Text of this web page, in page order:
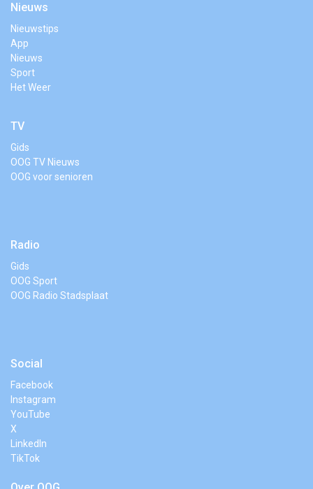
Nieuws
Nieuwstips
App
Nieuws
Sport
Het Weer
TV
Gids
OOG TV Nieuws
OOG voor senioren
Radio
Gids
OOG Sport
OOG Radio Stadsplaat
Social
Facebook
Instagram
YouTube
X
LinkedIn
TikTok